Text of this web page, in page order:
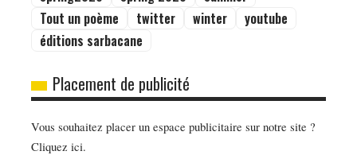
Tout un poème
twitter winter
youtube
éditions sarbacane
Placement de publicité
Vous souhaitez placer un espace publicitaire sur notre site ?
Cliquez ici.